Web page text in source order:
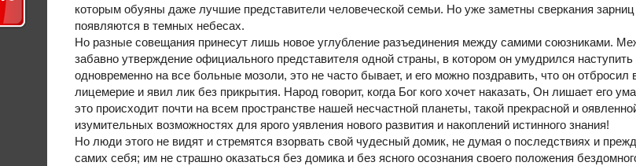
которым обуяны даже лучшие представители человеческой семьи. Но уже заметны сверкания
появляются в темных небесах.
Но разные совещания принесут лишь новое углубление разъединения между самими союзниками.
забавно утверждение официального представителя одной страны, в котором он умудрился наступить
одновременно на все больные мозоли, это не часто бывает, и его можно поздравить, что он отбросил
лицемерие и явил лик без прикрытия. Народ говорит, когда Бог кого хочет наказать, Он лишает его
это происходит почти на всем пространстве нашей несчастной планеты, такой прекрасной и
изумительных возможностях для ярого уявления нового развития и накоплений истинного знания!
Но люди этого не видят и стремятся взорвать свой чудесный домик, не думая о последствиях и
самих себя; им не страшно оказаться без домика и без ясного осознания своего положения